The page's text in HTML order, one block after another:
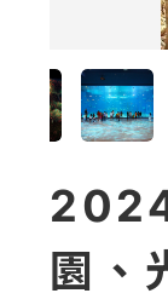
園、